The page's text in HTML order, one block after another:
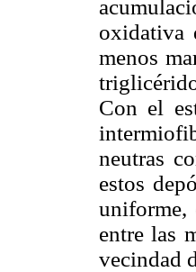
oxidativa
menos
Con el
neutras
estos
uniforme,
entre las
vecindad